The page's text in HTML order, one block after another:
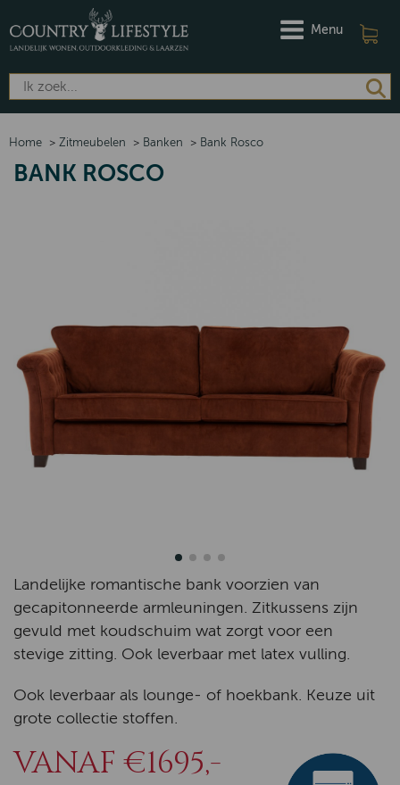
Menu
Home > Zitmeubelen > Banken > Bank Rosco
BANK ROSCO
Landelijke romantische bank voorzien van
gecapitonneerde armleuningen. Zitkussens zijn
gevuld met koudschuim wat zorgt voor een
stevige zitting. Ook leverbaar met latex vulling.
Ook leverbaar als lounge- of hoekbank. Keuze uit
grote collectie stoffen.
VANAF €1695,-